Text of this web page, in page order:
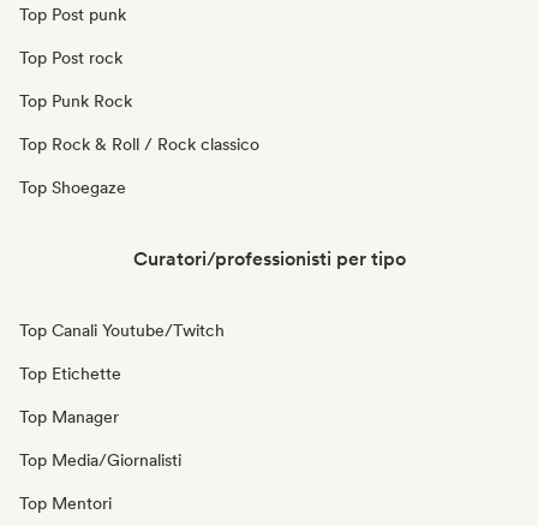
Top Post punk
Top Post rock
Top Punk Rock
Top Rock & Roll / Rock classico
Top Shoegaze
Curatori/professionisti per tipo
Top Canali Youtube/Twitch
Top Etichette
Top Manager
Top Media/Giornalisti
Top Mentori